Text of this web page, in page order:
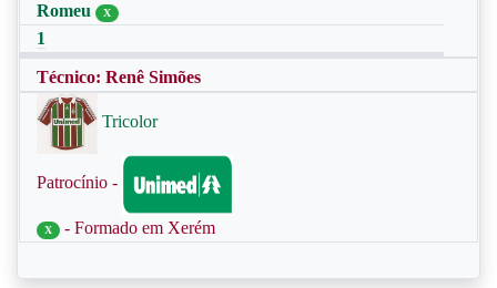
Romeu
X
1
Técnico: Renê Simões
Tricolor
Patrocínio -
X - Formado em Xerém